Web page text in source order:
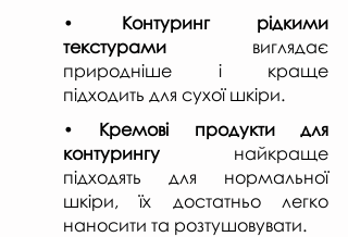
• Контуринг рідкими
текстурами виглядає
природніше і краще
підходить для сухої шкіри.
• Кремові продукти для
контурингу найкраще
підходять для нормальної
шкіри, їх достатньо легко
наносити та розтушовувати.